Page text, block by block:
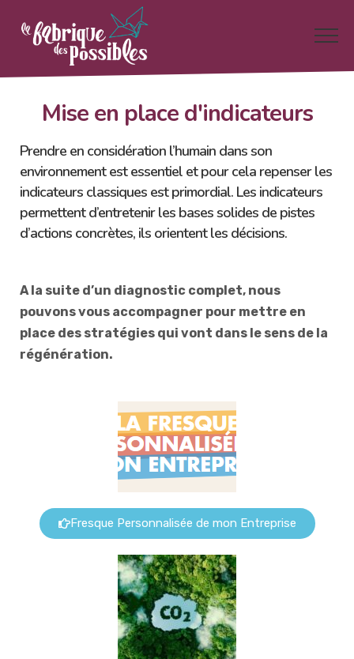
Mise en place d'indicateurs
Prendre en considération l’humain dans son
environnement est essentiel et pour cela repenser les
indicateurs classiques est primordial. Les indicateurs
permettent d’entretenir les bases solides de pistes
d’actions concrètes, ils orientent les décisions.
A la suite d’un diagnostic complet, nous
pouvons vous accompagner pour mettre en
place des stratégies qui vont dans le sens de la
régénération.
Fresque Personnalisée de mon Entreprise